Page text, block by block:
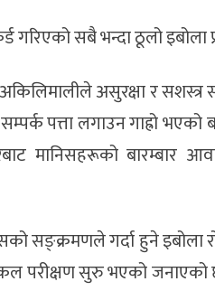
गरिएको सबै भन्दा ठूलो
असुरक्षा र सशस्त्र
पत्ता लगाउन गाह्रो
मानिसहरूको बारम्बार
सङ्क्रमणले गर्दा हुने इबोला
परीक्षण सुरु भएको